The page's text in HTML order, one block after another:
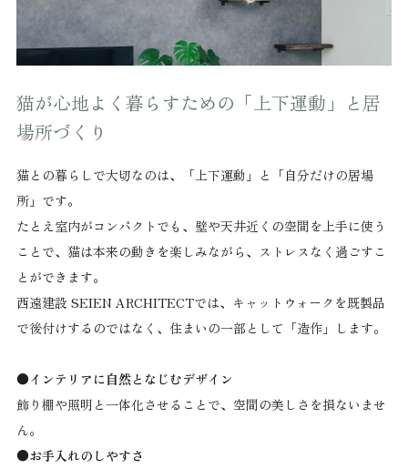
猫が心地よく暮らすための「上下運動」と居
場所づくり
猫との暮らしで大切なのは、「上下運動」と「自分だけの居場
所」です。
たとえ室内がコンパクトでも、壁や天井近くの空間を上手に使う
ことで、猫は本来の動きを楽しみながら、ストレスなく過ごすこ
とができます。
西遠建設 SEIEN ARCHITECTでは、キャットウォークを既製品
で後付けするのではなく、住まいの一部として「造作」します。
●インテリアに自然となじむデザイン
飾り棚や照明と一体化させることで、空間の美しさを損ないませ
ん。
●お手入れのしやすさ